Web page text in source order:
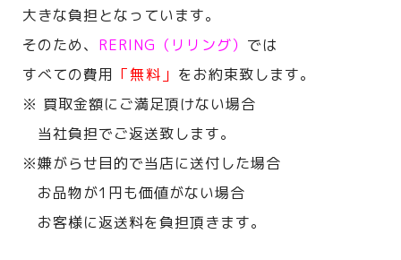
大きな負担となっています。
そのため、 RERING（リリング） では
すべての費用 「無料」 をお約束致します。
※ 買取金額にご満足頂けない場合
当社負担でご返送致します。
※嫌がらせ目的で当店に送付した場合
お品物が1円も価値がない場合
お客様に返送料を負担頂きます。